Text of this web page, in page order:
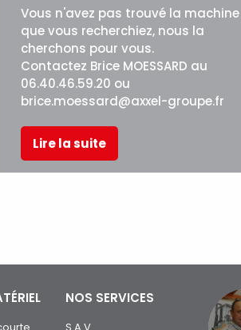
Vous n'avez pas trouvé la machine
que vous recherchiez, nous la
cherchons pour vous.
Contactez Brice MOESSARD au
06.40.46.59.20 ou
brice.moessard@axxel-groupe.fr
Lire la suite
NOS SERVICES